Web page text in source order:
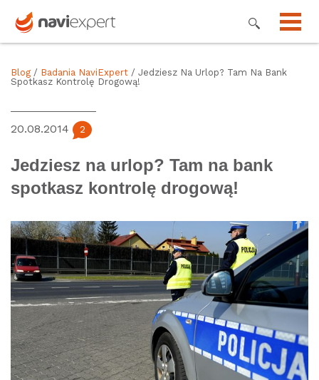
Blog / Badania NaviExpert / Jedziesz Na Urlop? Tam Na Bank
Spotkasz Kontrolę Drogową!
20.08.2014 2
Jedziesz na urlop? Tam na bank
spotkasz kontrolę drogową!